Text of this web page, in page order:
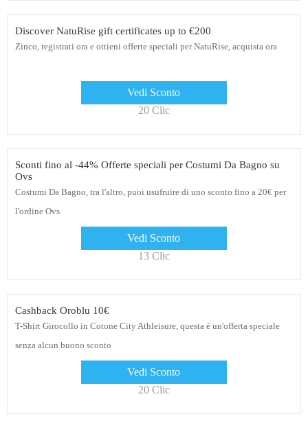
Discover NatuRise gift certificates up to €200
Zinco, registrati ora e ottieni offerte speciali per NatuRise, acquista ora
Vedi Sconto
20 Clic
Sconti fino al -44% Offerte speciali per Costumi Da Bagno su
Ovs
Costumi Da Bagno, tra l'altro, puoi usufruire di uno sconto fino a 20€ per
l'ordine Ovs
Vedi Sconto
13 Clic
Cashback Oroblu 10€
T-Shirt Girocollo in Cotone City Athleisure, questa è un'offerta speciale
senza alcun buono sconto
Vedi Sconto
20 Clic